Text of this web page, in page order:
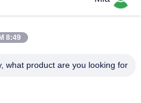
للصدأ
8:49 PM
what product are you looking for?